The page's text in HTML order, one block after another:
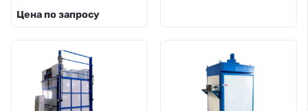
Цена по запросу